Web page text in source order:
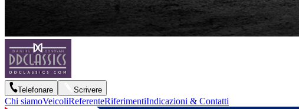
Telefonare Scrivere
Chi siamoVeicoliReferenteRiferimentiIndicazioni & Contatti